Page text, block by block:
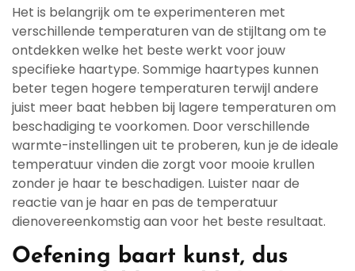
Het is belangrijk om te experimenteren met
verschillende temperaturen van de stijltang om te
ontdekken welke het beste werkt voor jouw
specifieke haartype. Sommige haartypes kunnen
beter tegen hogere temperaturen terwijl andere
juist meer baat hebben bij lagere temperaturen om
beschadiging te voorkomen. Door verschillende
warmte-instellingen uit te proberen, kun je de ideale
temperatuur vinden die zorgt voor mooie krullen
zonder je haar te beschadigen. Luister naar de
reactie van je haar en pas de temperatuur
dienovereenkomstig aan voor het beste resultaat.
Oefening baart kunst, dus